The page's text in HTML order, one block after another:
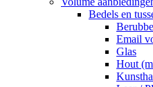
Bedels en
Email
Glas
Hout